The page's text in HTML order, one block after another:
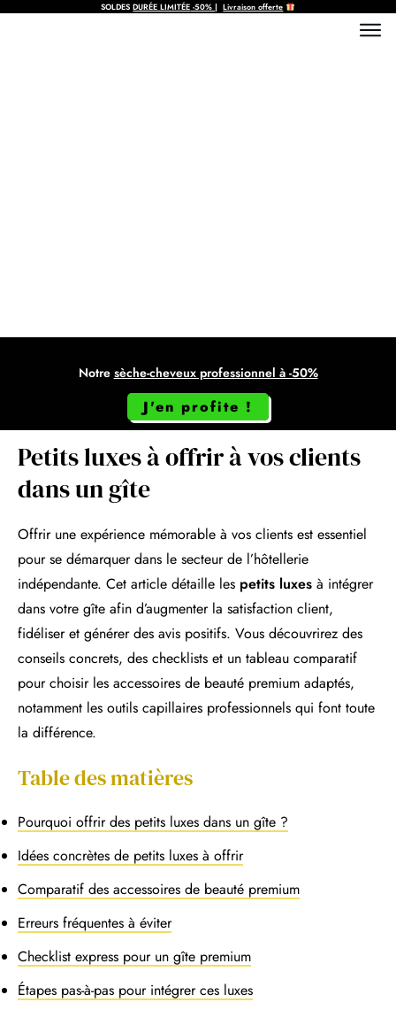
SOLDESDURÉE LIMITÉE -50% |Livraison offerte
Notre sèche-cheveux professionnel à -50%
J'en profite !
Petits luxes à offrir à vos clients
dans un gîte
Offrir une expérience mémorable à vos clients est essentiel
pour se démarquer dans le secteur de l’hôtellerie
indépendante. Cet article détaille les petits luxes à intégrer
dans votre gîte afin d’augmenter la satisfaction client,
fidéliser et générer des avis positifs. Vous découvrirez des
conseils concrets, des checklists et un tableau comparatif
pour choisir les accessoires de beauté premium adaptés,
notamment les outils capillaires professionnels qui font toute
la différence.
Table des matières
Pourquoi offrir des petits luxes dans un gîte ?
Idées concrètes de petits luxes à offrir
Comparatif des accessoires de beauté premium
Erreurs fréquentes à éviter
Checklist express pour un gîte premium
Étapes pas-à-pas pour intégrer ces luxes